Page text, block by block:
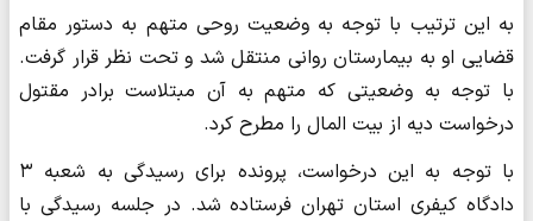
به این ترتیب با توجه به وضعیت روحی متهم به دستور مقام
قضایی او به بیمارستان روانی منتقل شد و تحت نظر قرار گرفت.
با توجه به وضعیتی که متهم به آن مبتلاست برادر مقتول
درخواست دیه از بیت المال را مطرح کرد.
با توجه به این درخواست، پرونده برای رسیدگی به شعبه ۳
دادگاه کیفری استان تهران فرستاده شد. در جلسه رسیدگی با